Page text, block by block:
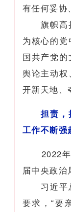
有任何妥协
旗帜高扬
为核心的
国共产党
舆论主动
开新天地、
担责，
工作不断强
2022年
届中央政治
习近平总
要求，“要